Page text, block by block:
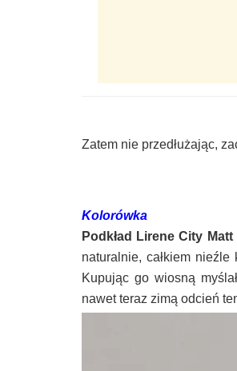
Zatem nie przedłużając,
Kolorówka
Podkład Lirene City Matt
naturalnie, całkiem
Kupując go wiosną
nawet teraz zimą odcień